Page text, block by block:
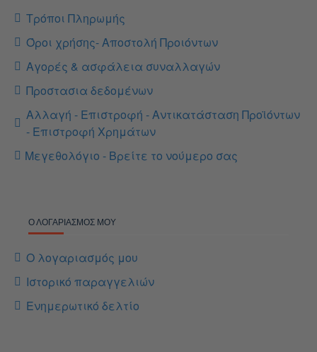
Τρόποι Πληρωμής
Όροι χρήσης- Αποστολή Προιόντων
Αγορές & ασφάλεια συναλλαγών
Προστασια δεδομένων
Αλλαγή - Επιστροφή - Αντικατάσταση Προϊόντων
- Επιστροφή Χρημάτων
Μεγεθολόγιο - Βρείτε το νούμερο σας
Ο ΛΟΓΑΡΙΑΣΜΌΣ ΜΟΥ
Ο λογαριασμός μου
Ιστορικό παραγγελιών
Ενημερωτικό δελτίο